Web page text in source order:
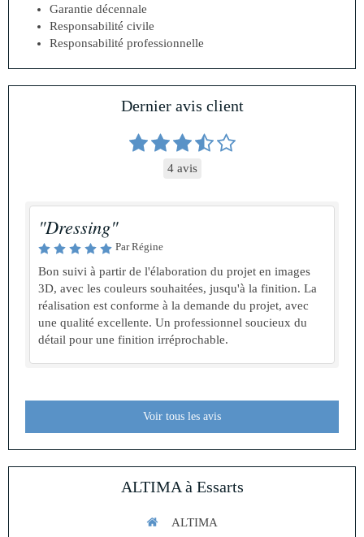
Garantie décennale
Responsabilité civile
Responsabilité professionnelle
Dernier avis client
4 avis
"Dressing"
Par Régine
Bon suivi à partir de l'élaboration du projet en images
3D, avec les couleurs souhaitées, jusqu'à la finition. La
réalisation est conforme à la demande du projet, avec
une qualité excellente. Un professionnel soucieux du
détail pour une finition irréprochable.
Voir tous les avis
ALTIMA à Essarts
ALTIMA